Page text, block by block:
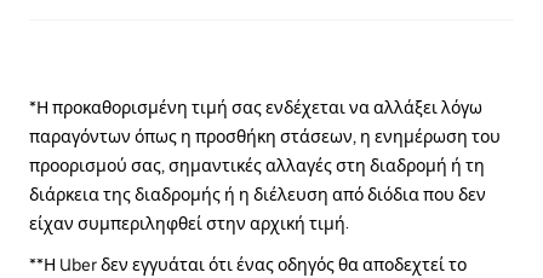
*Η προκαθορισμένη τιμή σας ενδέχεται να αλλάξει λόγω
παραγόντων όπως η προσθήκη στάσεων, η ενημέρωση του
προορισμού σας, σημαντικές αλλαγές στη διαδρομή ή τη
διάρκεια της διαδρομής ή η διέλευση από διόδια που δεν
είχαν συμπεριληφθεί στην αρχική τιμή.
**Η Uber δεν εγγυάται ότι ένας οδηγός θα αποδεχτεί το